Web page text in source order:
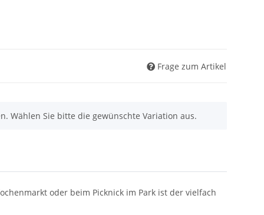
Frage zum Artikel
Wählen Sie bitte die gewünschte Variation aus.
oder beim Picknick im Park ist der vielfach